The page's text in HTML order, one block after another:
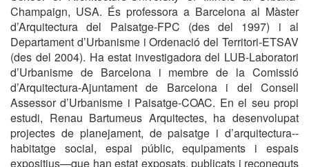
Champaign, USA. És professora a Barcelona al Màster
d’Arquitectura del Paisatge-FPC (des del 1997) i al
Departament d’Urbanisme i Ordenació del Territori-ETSAV
(des del 2004). Ha estat investigadora del LUB-Laboratori
d’Urbanisme de Barcelona i membre de la Comissió
d’Arquitectura-Ajuntament de Barcelona i del Consell
Assessor d’Urbanisme i Paisatge-COAC. En el seu propi
estudi, Renau Bartumeus Arquitectes, ha desenvolupat
projectes de planejament, de paisatge i d’arquitectura--
habitatge social, espai públic, equipaments i espais
expositius—que han estat exposats, publicats i reconeguts